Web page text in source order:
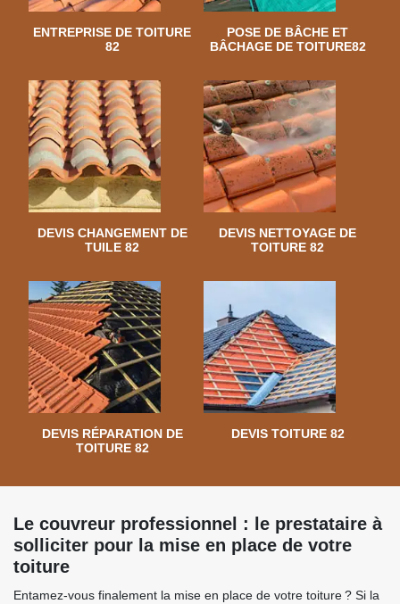
ENTREPRISE DE TOITURE
82
POSE DE BÂCHE ET
BÂCHAGE DE TOITURE82
DEVIS CHANGEMENT DE
TUILE 82
DEVIS NETTOYAGE DE
TOITURE 82
DEVIS RÉPARATION DE
TOITURE 82
DEVIS TOITURE 82
Le couvreur professionnel : le prestataire à
solliciter pour la mise en place de votre
toiture
Entamez-vous finalement la mise en place de votre toiture ? Si la